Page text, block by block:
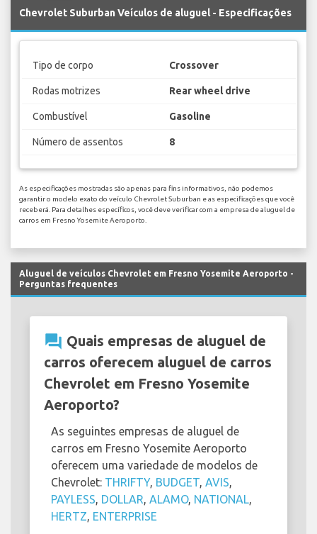
Chevrolet Suburban Veículos de aluguel - Especificações
Tipo de corpo Crossover
Rodas motrizes Rear wheel drive
Combustível Gasoline
Número de assentos 8
As especificações mostradas são apenas para fins informativos, não podemos
garantir o modelo exato do veículo Chevrolet Suburban e as especificações que você
receberá. Para detalhes específicos, você deve verificar com a empresa de aluguel de
carros em Fresno Yosemite Aeroporto.
Aluguel de veículos Chevrolet em Fresno Yosemite Aeroporto -
Perguntas frequentes
question_answer Quais empresas de aluguel de
carros oferecem aluguel de carros
Chevrolet em Fresno Yosemite
Aeroporto?
As seguintes empresas de aluguel de
carros em Fresno Yosemite Aeroporto
oferecem uma variedade de modelos de
Chevrolet: THRIFTY, BUDGET AVIS
PAYLESS DOLLAR ALAMO, NATIONAL
HERTZ ENTERPRISE